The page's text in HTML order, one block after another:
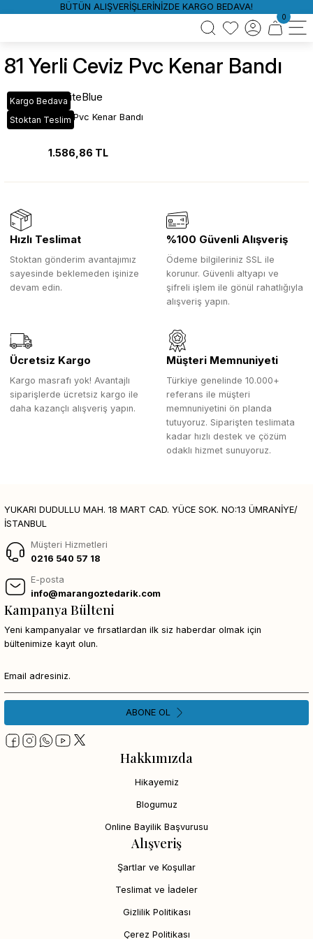
BÜTÜN ALIŞVERİŞLERİNİZDE KARGO BEDAVA!
0
81 Yerli Ceviz Pvc Kenar Bandı
Kargo Bedava
Stoktan Teslim
WhiteBlue
81 Yerli Ceviz Pvc Kenar Bandı
1.586,86 TL
Hızlı Teslimat
Stoktan gönderim avantajımız
sayesinde beklemeden işinize
devam edin.
%100 Güvenli Alışveriş
Ödeme bilgileriniz SSL ile
korunur. Güvenli altyapı ve
şifreli işlem ile gönül rahatlığıyla
alışveriş yapın.
Ücretsiz Kargo
Kargo masrafı yok! Avantajlı
siparişlerde ücretsiz kargo ile
daha kazançlı alışveriş yapın.
Müşteri Memnuniyeti
Türkiye genelinde 10.000+
referans ile müşteri
memnuniyetini ön planda
tutuyoruz. Siparişten teslimata
kadar hızlı destek ve çözüm
odaklı hizmet sunuyoruz.
YUKARI DUDULLU MAH. 18 MART CAD. YÜCE SOK. NO:13 ÜMRANİYE/
İSTANBUL
Müşteri Hizmetleri
0216 540 57 18
E-posta
info@marangoztedarik.com
Hakkımızda
Hikayemiz
Blogumuz
Online Bayilik Başvurusu
Alışveriş
Şartlar ve Koşullar
Teslimat ve İadeler
Gizlilik Politikası
Çerez Politikası
Kampanya Bülteni
Yeni kampanyalar ve fırsatlardan ilk siz haberdar olmak için
bültenimize kayıt olun.
ABONE OL